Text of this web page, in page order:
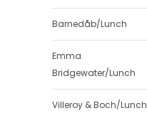
Barnedåb/Lunch
Emma
Bridgewater/Lunch
Villeroy & Boch/Lunch